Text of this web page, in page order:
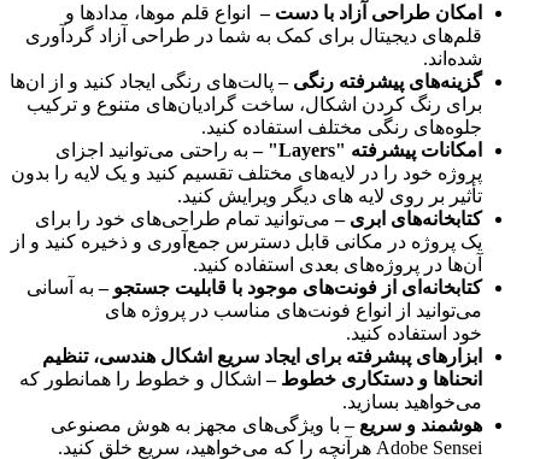
امکان طراحی آزاد با دست –
انواع قلم موها، مدادها و
قلم‌های دیجیتال برای کمک به شما در طراحی آزاد گردآوری
شده‌اند.
گزینه‌های پیشرفته رنگی –پالت‌های رنگی ایجاد کنید و از ان‌ها
برای رنگ کردن اشکال، ساخت گرادیان‌های متنوع و ترکیب
جلوه‌های رنگی مختلف استفاده کنید.
امکانات پیشرفته "Layers" –
به راحتی می‌توانید اجزای
پروژه خود را در لایه‌های مختلف تقسیم کنید و یک لایه را بدون
تأثیر بر روی لایه های دیگر ویرایش کنید.
کتابخانه‌های ابری –می‌توانید تمام طراحی‌های خود را برای
یک پروژه در مکانی قابل دسترس جمع‌آوری و ذخیره کنید و از
آن‌ها در پروژه‌های بعدی استفاده کنید.
کتابخانه‌ای از فونت‌های موجود با قابلیت جستجو –به آسانی
می‌توانید از انواع فونت‌های مناسب در پروژه های
خود استفاده کنید.
ابزارهای پبشرفته برای ایجاد سریع اشکال هندسی، تنظیم
انحناها و دستکاری خطوط –اشکال و خطوط را همانطور که
می‌خواهید بسازید.
هوشمند و سریع –با ویژگی‌های مجهز به هوش مصنوعی
Adobe Sensei هرآنچه را که می‌خواهید، سریع خلق کنید.